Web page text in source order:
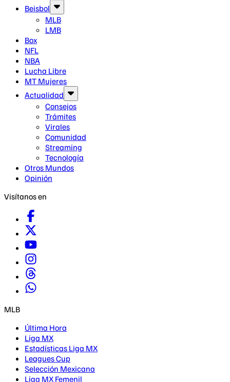
Beisbol
MLB
LMB
Box
NFL
NBA
Lucha Libre
MT Mujeres
Actualidad
Consejos
Trámites
Virales
Comunidad
Streaming
Tecnología
Otros Mundos
Opinión
Visítanos en
MLB
Última Hora
Liga MX
Estadísticas Liga MX
Leagues Cup
Selección Mexicana
Liga MX Femenil